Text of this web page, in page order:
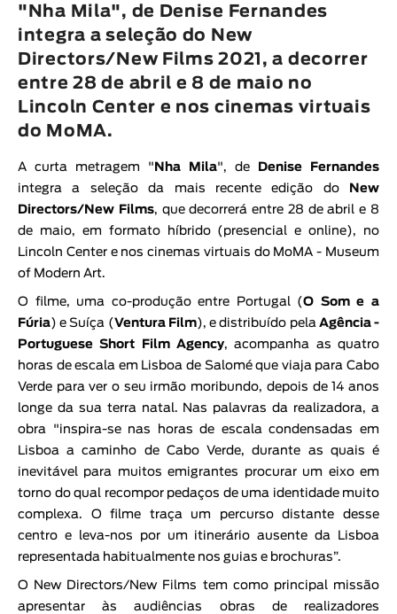
Animar
DURAÇÃO
< / >
GÉNERO
Ficção
Animação
Experimental
Documentário
"Nha Mila", de Denise Fernandes
integra a seleção do New
Directors/New Films 2021, a decorrer
entre 28 de abril e 8 de maio no
Lincoln Center e nos cinemas virtuais
do MoMA.
A curta metragem " Nha Mila", de
Denise Fernandes
integra a seleção da mais recente edição do
New
Directors/New Films, que decorrerá entre 28 de abril e 8
de maio, em formato híbrido (presencial e online), no
Lincoln Center e nos cinemas virtuais do MoMA - Museum
of Modern Art.
O filme, uma co-produção entre Portugal (O Som e a
Fúria) e Suíça (Ventura Film), e distribuído pela Agência -
Portuguese Short Film Agency, acompanha as quatro
horas de escala em Lisboa de Salomé que viaja para Cabo
Verde para ver o seu irmão moribundo, depois de 14 anos
longe da sua terra natal. Nas palavras da realizadora, a
obra "inspira-se nas horas de escala condensadas em
Lisboa a caminho de Cabo Verde, durante as quais é
inevitável para muitos emigrantes procurar um eixo em
torno do qual recompor pedaços de uma identidade muito
complexa. O filme traça um percurso distante desse
centro e leva-nos por um itinerário ausente da Lisboa
representada habitualmente nos guias e brochuras”.
O New Directors/New Films tem como principal missão
apresentar às audiências obras de realizadores